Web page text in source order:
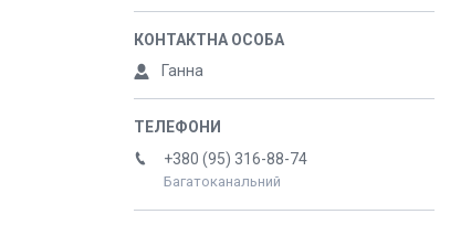
Ганна
+380 (95) 316-88-74
Багатоканальний